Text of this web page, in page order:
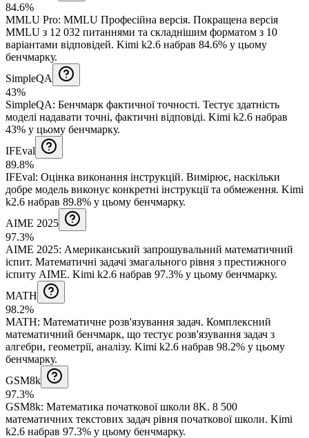
84.6%
MMLU Pro: MMLU Професійна версія. Покращена версія
MMLU з 12 032 питаннями та складнішим форматом з 10
варіантами відповідей. Kimi k2.6 набрав 84.6% у цьому
бенчмарку.
SimpleQA
43%
SimpleQA: Бенчмарк фактичної точності. Тестує здатність
моделі надавати точні, фактичні відповіді. Kimi k2.6 набрав
43% у цьому бенчмарку.
IFEval
89.8%
IFEval: Оцінка виконання інструкцій. Вимірює, наскільки
добре модель виконує конкретні інструкції та обмеження. Kimi
k2.6 набрав 89.8% у цьому бенчмарку.
AIME 2025
97.3%
AIME 2025: Американський запрошувальний математичний
іспит. Математичні задачі змагального рівня з престижного
іспиту AIME. Kimi k2.6 набрав 97.3% у цьому бенчмарку.
MATH
98.2%
MATH: Математичне розв'язування задач. Комплексний
математичний бенчмарк, що тестує розв'язування задач з
алгебри, геометрії, аналізу. Kimi k2.6 набрав 98.2% у цьому
бенчмарку.
GSM8k
97.3%
GSM8k: Математика початкової школи 8K. 8 500
математичних текстових задач рівня початкової школи. Kimi
k2.6 набрав 97.3% у цьому бенчмарку.